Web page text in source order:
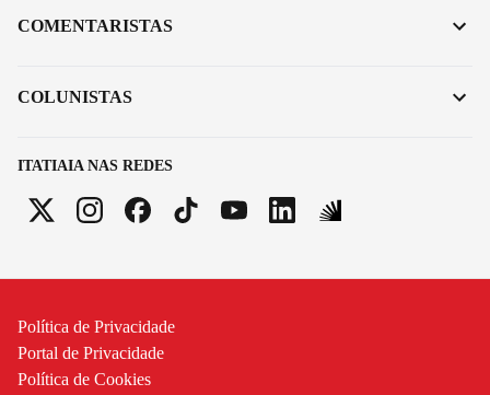
ITATIAIA NAS REDES
COMENTARISTAS
COLUNISTAS
Política de Privacidade
Portal de Privacidade
Política de Cookies